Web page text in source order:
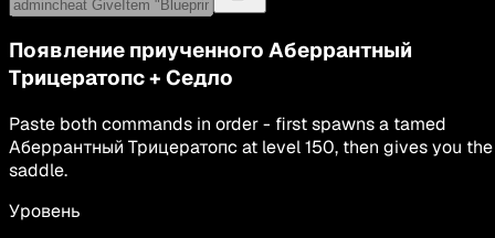
Появление приученного Аберрантный
Трицератопс+ Седло
Paste both commands in order - first spawns a tamed
Аберрантный Трицератопс at level150, then gives you the
saddle.
Уровень